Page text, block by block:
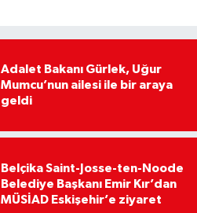
Adalet Bakanı Gürlek, Uğur
Mumcu’nun ailesi ile bir araya
geldi
Belçika Saint-Josse-ten-Noode
Belediye Başkanı Emir Kır’dan
MÜSİAD Eskişehir’e ziyaret